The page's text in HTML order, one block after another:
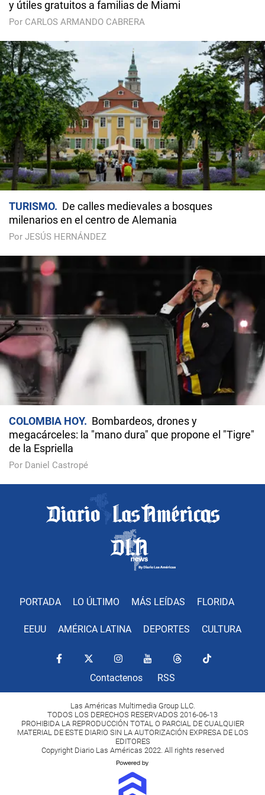
y útiles gratuitos a familias de Miami
Por CARLOS ARMANDO CABRERA
TURISMO
De calles medievales a bosques
milenarios en el centro de Alemania
Por JESÚS HERNÁNDEZ
COLOMBIA HOY
Bombardeos, drones y
megacárceles: la "mano dura" que propone el "Tigre"
de la Espriella
Por Daniel Castropé
PORTADA LO ÚLTIMO MÁS LEÍDAS FLORIDA
EEUU AMÉRICA LATINA DEPORTES CULTURA
Contactenos RSS
Las Américas Multimedia Group LLC.
TODOS LOS DERECHOS RESERVADOS 2016-06-13
PROHIBIDA LA REPRODUCCIÓN TOTAL O PARCIAL DE CUALQUIER
MATERIAL DE ESTE DIARIO SIN LA AUTORIZACIÓN EXPRESA DE LOS
EDITORES
Copyright Diario Las Américas 2022. All rights reserved